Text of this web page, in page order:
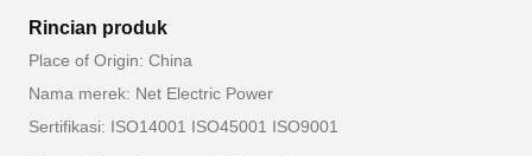
Rincian produk
Place of Origin: China
Nama merek: Net Electric Power
Sertifikasi: ISO14001 ISO45001 ISO9001